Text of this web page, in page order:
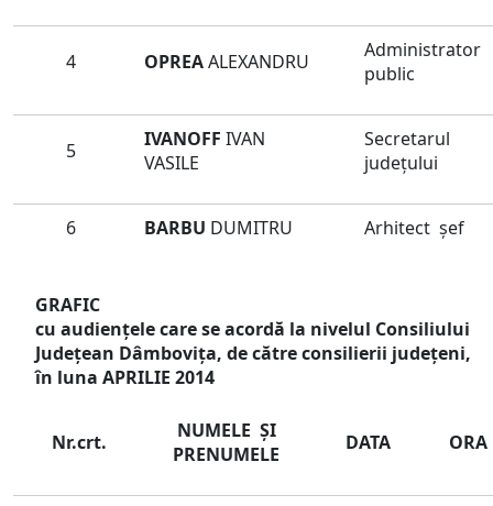
4 OPREAALEXANDRU
Administrator
public
5 IVANOFF IVAN
VASILE
Secretarul
judeţului
6 BARBU DUMITRU Arhitect şef
GRAFIC
cu audienţele care se acordă la nivelul Consiliului
Judeţean Dâmboviţa, de către consilierii județeni,
în luna APRILIE 2014
Nr.crt.
NUMELE ŞI
PRENUMELE
DATA ORA